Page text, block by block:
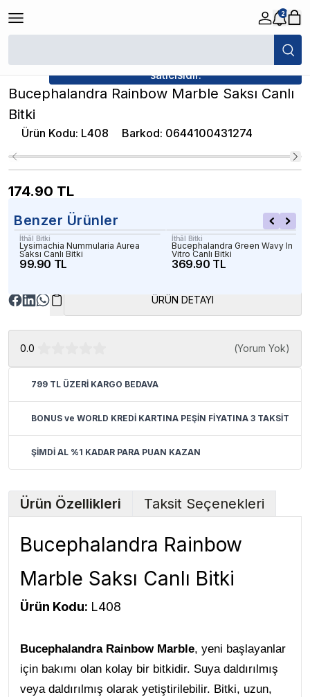
2
/ Bucephalandra Rainbow Marble Saksı Canlı Bitki
satıcısıdır.
Bucephalandra Rainbow Marble Saksı Canlı
Bitki
Ürün Kodu: L408 Barkod: 0644100431274
174.90 TL
Benzer Ürünler
İthâl Bitki
Lysimachia Nummularia Aurea
Saksı Canlı Bitki
99.90 TL
İthâl Bitki
Bucephalandra Green Wavy In
Vitro Canlı Bitki
369.90 TL
ÜRÜN DETAYI
0.0 (Yorum Yok)
799 TL ÜZERİ KARGO BEDAVA
BONUS ve WORLD KREDİ KARTINA PEŞİN FİYATINA 3 TAKSİT
ŞİMDİ AL %1 KADAR PARA PUAN KAZAN
Ürün Özellikleri Taksit Seçenekleri
Bucephalandra Rainbow
Marble Saksı Canlı Bitki
Ürün Kodu: L408
Bucephalandra Rainbow Marble, yeni başlayanlar
için bakımı olan kolay bir bitkidir. Suya daldırılmış
veya daldırılmış olarak yetiştirilebilir. Bitki, uzun,